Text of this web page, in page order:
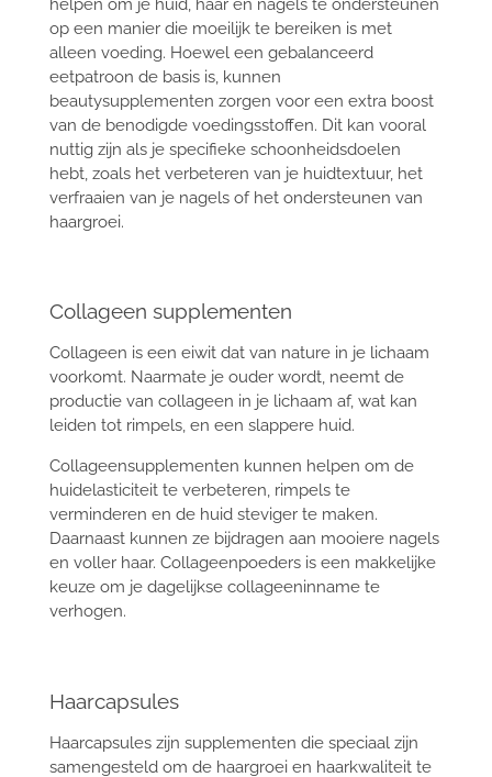
helpen om je huid, haar en nagels te ondersteunen
op een manier die moeilijk te bereiken is met
alleen voeding. Hoewel een gebalanceerd
eetpatroon de basis is, kunnen
beautysupplementen zorgen voor een extra boost
van de benodigde voedingsstoffen. Dit kan vooral
nuttig zijn als je specifieke schoonheidsdoelen
hebt, zoals het verbeteren van je huidtextuur, het
verfraaien van je nagels of het ondersteunen van
haargroei.
Collageen supplementen
Collageen is een eiwit dat van nature in je lichaam
voorkomt. Naarmate je ouder wordt, neemt de
productie van collageen in je lichaam af, wat kan
leiden tot rimpels, en een slappere huid.
Collageensupplementen kunnen helpen om de
huidelasticiteit te verbeteren, rimpels te
verminderen en de huid steviger te maken.
Daarnaast kunnen ze bijdragen aan mooiere nagels
en voller haar. Collageenpoeders is een makkelijke
keuze om je dagelijkse collageeninname te
verhogen.
Haarcapsules
Haarcapsules zijn supplementen die speciaal zijn
samengesteld om de haargroei en haarkwaliteit te